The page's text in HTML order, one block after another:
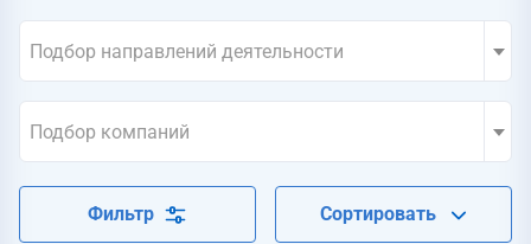
Подбор направлений деятельности
Подбор компаний
Фильтр Сортировать